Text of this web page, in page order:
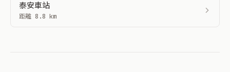
泰安車站
距離 8.8 km